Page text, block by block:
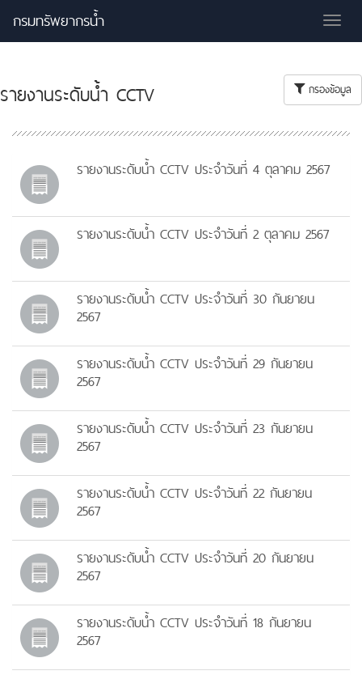
กรมทรัพยากรน้ำ
รายงานระดับน้ำ CCTV กรองข้อมูล
รายงานระดับน้ำ CCTV ประจำวันที่ 4 ตุลาคม 2567
รายงานระดับน้ำ CCTV ประจำวันที่ 2 ตุลาคม 2567
รายงานระดับน้ำ CCTV ประจำวันที่ 30 กันยายน
2567
รายงานระดับน้ำ CCTV ประจำวันที่ 29 กันยายน
2567
รายงานระดับน้ำ CCTV ประจำวันที่ 23 กันยายน
2567
รายงานระดับน้ำ CCTV ประจำวันที่ 22 กันยายน
2567
รายงานระดับน้ำ CCTV ประจำวันที่ 20 กันยายน
2567
รายงานระดับน้ำ CCTV ประจำวันที่ 18 กันยายน
2567